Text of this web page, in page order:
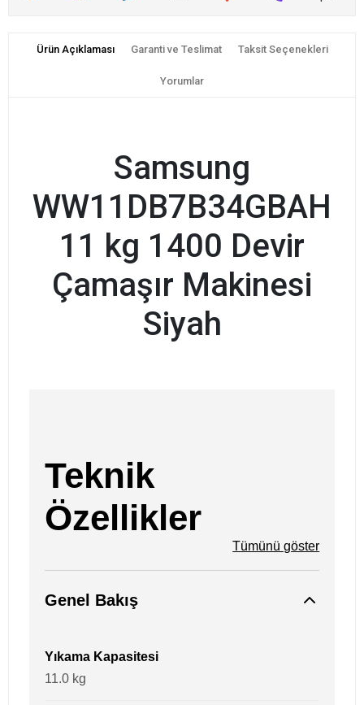
Ürün Açıklaması Garanti ve Teslimat Taksit Seçenekleri
Yorumlar
Samsung
WW11DB7B34GBAH
11 kg 1400 Devir
Çamaşır Makinesi
Siyah
Teknik
Özellikler
Tümünü göster
Genel Bakış
Yıkama Kapasitesi
11.0 kg